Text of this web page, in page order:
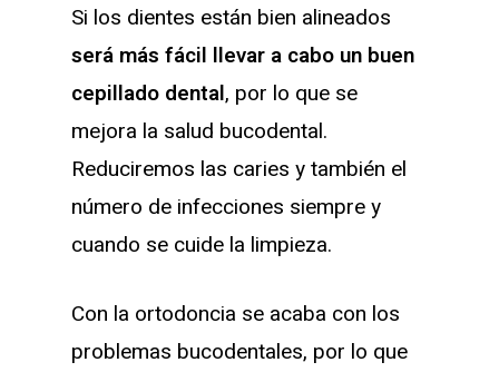
Si los dientes están bien alineados
será más fácil llevar a cabo un buen
cepillado dental, por lo que se
mejora la salud bucodental.
Reduciremos las caries y también el
número de infecciones siempre y
cuando se cuide la limpieza.
Con la ortodoncia se acaba con los
problemas bucodentales, por lo que